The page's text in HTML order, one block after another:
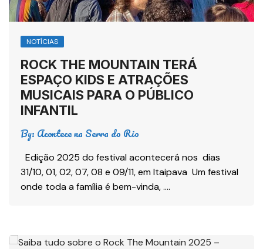
NOTÍCIAS
ROCK THE MOUNTAIN TERÁ
ESPAÇO KIDS E ATRAÇÕES
MUSICAIS PARA O PÚBLICO
INFANTIL
By: Acontece na Serra do Rio
Edição 2025 do festival acontecerá nos dias
31/10, 01, 02, 07, 08 e 09/11, em Itaipava Um festival
onde toda a família é bem-vinda, ….